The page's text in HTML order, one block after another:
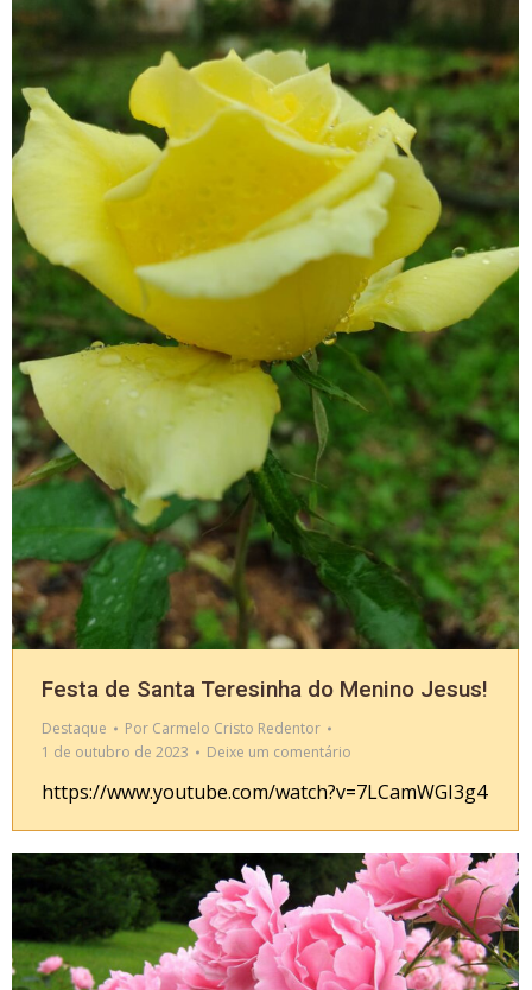
Festa de Santa Teresinha do Menino Jesus!
Destaque Por Carmelo Cristo Redentor
1 de outubro de 2023
Deixe um comentário
https://www.youtube.com/watch?v=7LCamWGI3g4